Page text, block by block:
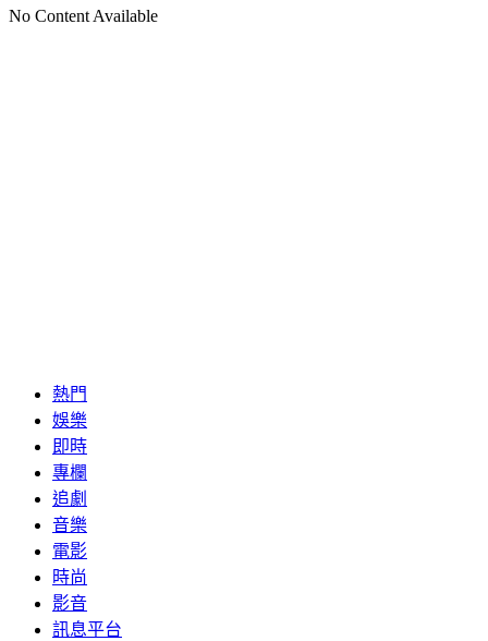
No Content Available
熱門
娛樂
即時
專欄
追劇
音樂
電影
時尚
影音
訊息平台